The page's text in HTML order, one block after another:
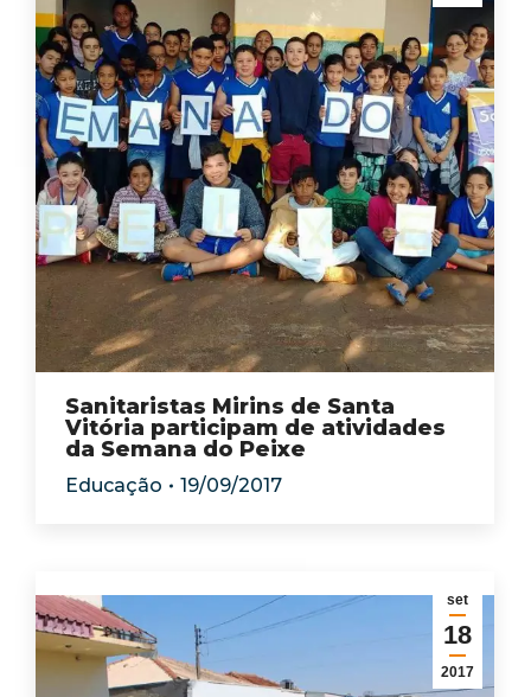
Sanitaristas Mirins de Santa
Vitória participam de atividades
da Semana do Peixe
Educação 19/09/2017
set
18
2017